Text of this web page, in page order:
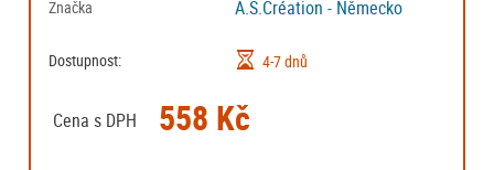
Značka
A.S.Création - Německo
Dostupnost: 4-7 dnů
Cena s DPH 558 Kč